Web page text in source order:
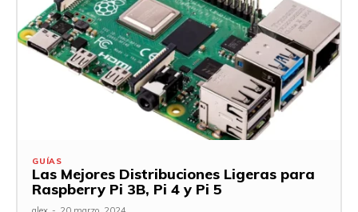
GUÍAS
Las Mejores Distribuciones Ligeras para
Raspberry Pi 3B, Pi 4 y Pi 5